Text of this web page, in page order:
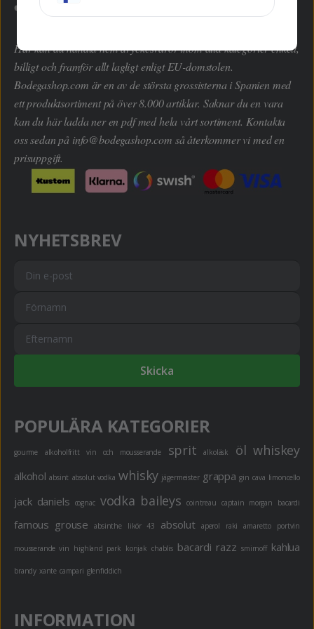
Här kan du handla hem dryckesvaror inom alla kategorier enkelt,
billigt och framför allt lagligt enligt EU-domstolen.
Bodegashop.com är en av de största grossisterna i Spanien med
ett produktsortiment på över 8.000 artiklar. Saknar du en vara
kan du här ladda ner en pdf med hela vårt sortiment. Kontakta
oss sedan på info@bodegashop.com så återkommer vi med en
prisuppgift.
NYHETSBREV
Skicka
POPULÄRA KATEGORIER
gourme alkoholfritt vin och mousserande sprit alkoläsk öl whiskey
alkohol absint absolut vodka whisky jägermeister grappa gin cava limoncello
jack daniels cognac vodka baileys cointreau captain morgan bacardi
famous grouse absinthe likör 43 absolut aperol raki amaretto portvin
mousserande vin highland park konjak chablis bacardi razz smirnoff kahlua
brandy xante campari glenfiddich
INFORMATION